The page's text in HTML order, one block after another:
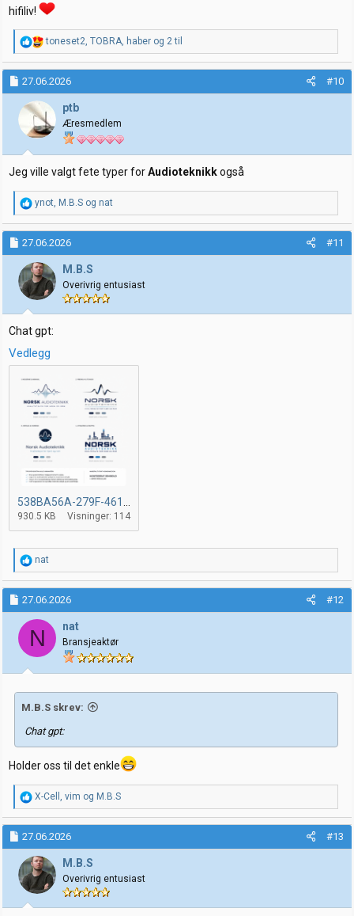
hifiliv!
R
e
a
k
s
j
o
n
r
:
toneset2, TOBRA, haber og 2 til
27.06.2026 #10
ptb
Æresmedlem
Jeg ville valgt fete typer forAudioteknikkogså
R
e
a
k
s
j
o
n
e
r
:
ynot, M.B.S og nat
27.06.2026 #11
M.B.S
Overivrig entusiast
Chat gpt:
Vedlegg
538BA56A-279F-4619-86A1-D4EEB0EC7664.png
930.5 KB Visninger: 114
R
e
a
k
s
j
o
e
r
nat
27.06.2026 #12
N nat
Bransjeaktør
M.B.S skrev:
Chat gpt:
Holder oss til det enkle
R
e
a
k
s
j
o
n
e
r
X-Cell , vim og M.B.S
27.06.2026 #13
M.B.S
Overivrig entusiast